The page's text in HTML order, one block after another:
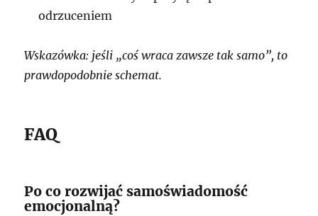
odrzuceniem
Wskazówka: jeśli „coś wraca zawsze tak samo”, to
prawdopodobnie schemat.
FAQ
Po co rozwijać samoświadomość
emocjonalną?